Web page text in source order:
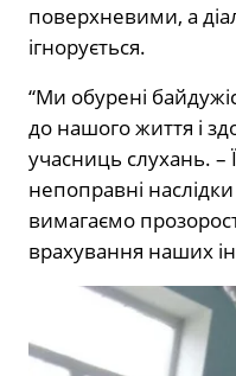
поверхневими, а
ігнорується.
“Ми обурені
до нашого життя і
учасниць слухань. –
непоправні
вимагаємо
врахування наших